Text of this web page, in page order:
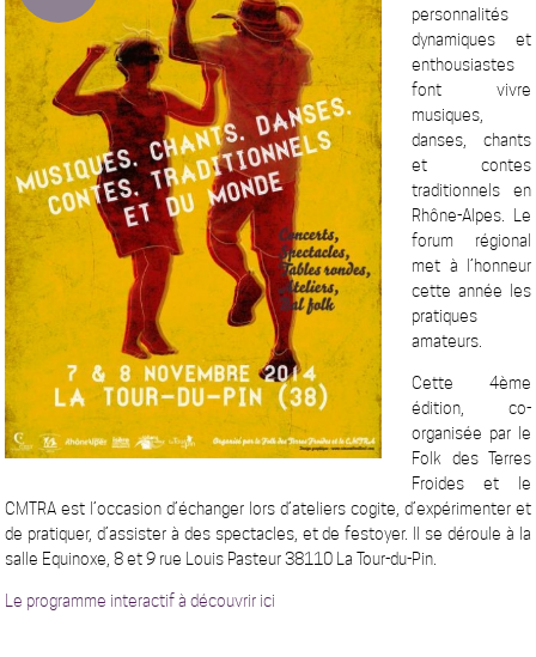
personnalités
dynamiques et
enthousiastes
font vivre
musiques,
danses, chants
et contes
traditionnels en
Rhône-Alpes. Le
forum régional
met à l’honneur
cette année les
pratiques
amateurs.
Cette 4ème
édition, co-
organisée par le
Folk des Terres
Froides et le
CMTRA est l’occasion d’échanger lors d’ateliers cogite, d’expérimenter et
de pratiquer, d’assister à des spectacles, et de festoyer. Il se déroule à la
salle Equinoxe, 8 et 9 rue Louis Pasteur 38110 La Tour-du-Pin.
Le programme interactif à découvrir ici